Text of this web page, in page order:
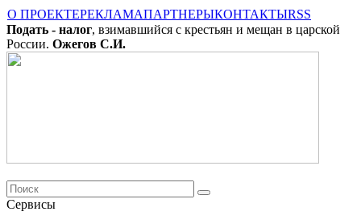
О ПРОЕКТЕРЕКЛАМАПАРТНЕРЫКОНТАКТЫRSS
Подать - налог, взимавшийся с крестьян и мещан в царской
России. Ожегов С.И.
Сервисы